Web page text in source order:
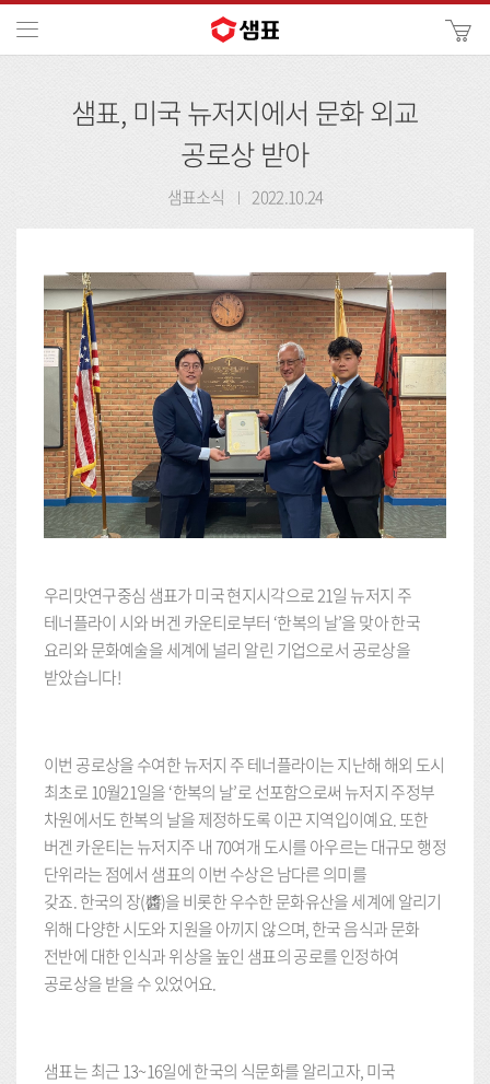
색
샘표, 미국 뉴저지에서 문화 외교
공로상 받아
샘표소식 2022.10.24
우리맛연구중심 샘표가 미국 현지시각으로 21일 뉴저지 주
테너플라이 시와 버겐 카운티로부터 ‘한복의 날’을 맞아 한국
요리와 문화예술을 세계에 널리 알린 기업으로서 공로상을
받았습니다!
이번 공로상을 수여한 뉴저지 주 테너플라이는 지난해 해외 도시
최초로 10월21일을 ‘한복의 날’로 선포함으로써 뉴저지 주정부
차원에서도 한복의 날을 제정하도록 이끈 지역입이예요. 또한
버겐 카운티는 뉴저지주 내 70여개 도시를 아우르는 대규모 행정
단위라는 점에서 샘표의 이번 수상은 남다른 의미를
갖죠. 한국의 장(醬)을 비롯한 우수한 문화유산을 세계에 알리기
위해 다양한 시도와 지원을 아끼지 않으며, 한국 음식과 문화
전반에 대한 인식과 위상을 높인 샘표의 공로를 인정하여
공로상을 받을 수 있었어요.
샘표는 최근 13~16일에 한국의 식문화를 알리고자, 미국